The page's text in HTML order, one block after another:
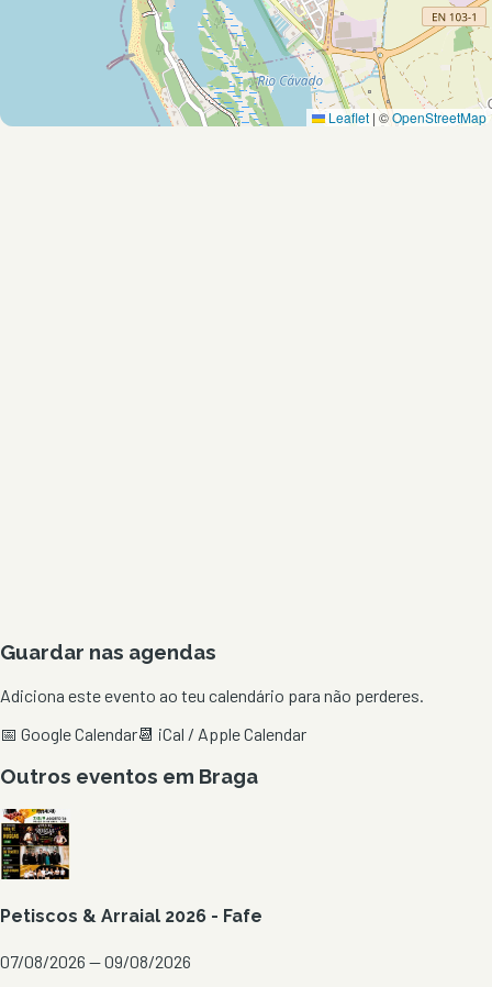
Leaflet | ©OpenStreetMap
Guardar nas agendas
Adiciona este evento ao teu calendário para não perderes.
📅 Google Calendar📆 iCal / Apple Calendar
Outros eventos em Braga
Petiscos & Arraial 2026 - Fafe
07/08/2026 — 09/08/2026